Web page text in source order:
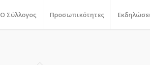
Ο Σύλλογος Προσωπικότητες